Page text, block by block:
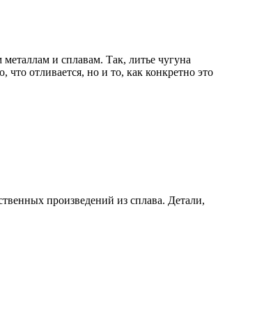
и сплавам. Так, литье чугуна
отливается, но и то, как конкретно это
произведений из сплава. Детали,